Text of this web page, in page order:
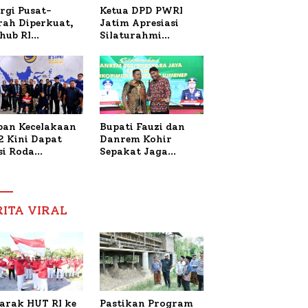
Pusat-
Diperkuat,
RI
Bahas
KM
Sentosa II
Ketua DPD PWRI
Jatim Apresiasi
Silaturahmi
dan PWRI, Sebut
Kemitraan Ideal
Polri-Pers
Kecelakaan
Kini Dapat
Roda
Nabil
Bupati Fauzi dan
Danrem Kohir
Sepakat Jaga
VIRAL
HUT RI ke
Pastikan Program